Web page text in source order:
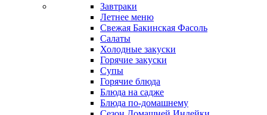
Завтраки
Летнее меню
Свежая Бакинская Фасоль
Салаты
Холодные закуски
Горячие закуски
Супы
Горячие блюда
Блюда на садже
Блюда по-домашнему